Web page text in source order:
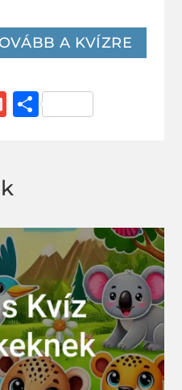
A KVÍZRE
GmailOssza